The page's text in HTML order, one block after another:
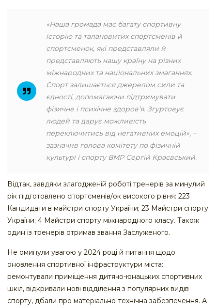
«Наша громада має багату спортивну
історію та талановитих спортсменів й
спортсменок, які представляли й
представляють нашу країну на різних
міжнародних та національних змаганнях.
Спорт залишається джерелом сили та
єдності, допомагаючи підтримувати
фізичне і психічне здоров’я. Згуртовує
людей та дарує можливість
переключитись від негативних емоцій», –
зазначив голова комітету по фізичній
культурі і спорту ВМР Сергій Краєвський.
Відтак, завдяки злагодженій роботі тренерів за минулий
рік підготовлено спортсменів/ок високого рівня: 223
Кандидати в майстри спорту України; 23 Майстри спорту
України; 4 Майстри спорту міжнародного класу. Також
один із тренерів отримав звання Заслуженого.
Не оминули увагою у 2024 році й питання щодо
оновлення спортивної інфраструктури міста:
ремонтували приміщення дитячо-юнацьких спортивних
шкіл, відкривали нові відділення з популярних видів
спорту, дбали про матеріально-технічна забезпечення. А